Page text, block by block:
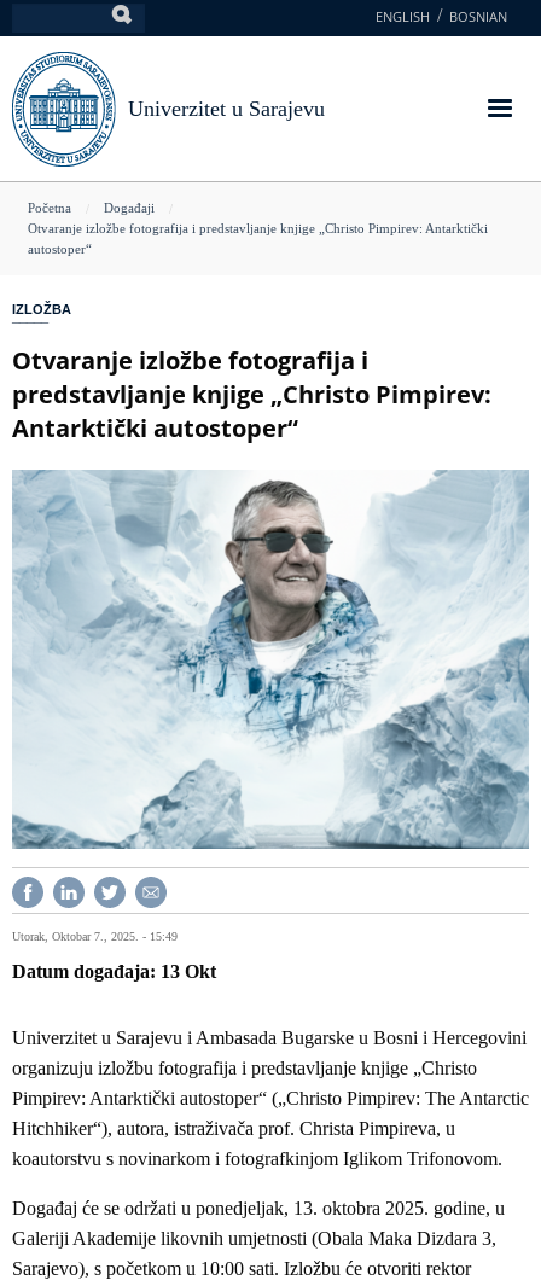
na
glavni
sadržaj
ENGLISH BOSNIAN
Univerzitet u Sarajevu
You
are
Početna
Događaji
Otvaranje izložbe fotografija i predstavljanje knjige „Christo Pimpirev: Antarktički
autostoper“
IZLOŽBA
Otvaranje izložbe fotografija i
predstavljanje knjige „Christo Pimpirev:
Antarktički autostoper“
Utorak, Oktobar 7., 2025. - 15:49
Datum događaja 13 Okt
Univerzitet u Sarajevu i Ambasada Bugarske u Bosni i Hercegovini
organizuju izložbu fotografija i predstavljanje knjige „Christo
Pimpirev: Antarktički autostoper“ („Christo Pimpirev: The Antarctic
Hitchhiker“), autora, istraživača prof. Christa Pimpireva, u
koautorstvu s novinarkom i fotografkinjom Iglikom Trifonovom.
Događaj će se održati u ponedjeljak, 13. oktobra 2025. godine, u
Galeriji Akademije likovnih umjetnosti (Obala Maka Dizdara 3,
Sarajevo), s početkom u 10:00 sati. Izložbu će otvoriti rektor